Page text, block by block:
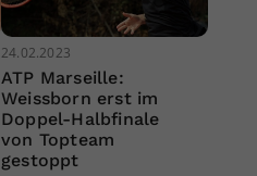
24.02.2023
ATP Marseille:
Weissborn erst im
Doppel-Halbfinale
von Topteam
gestoppt